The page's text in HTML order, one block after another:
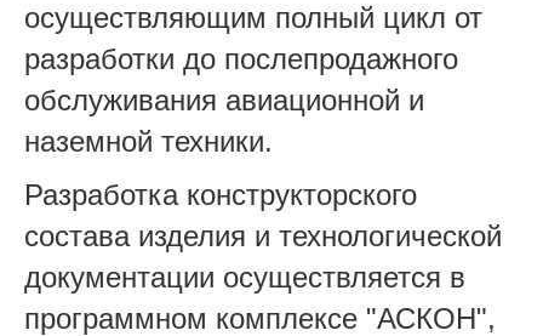
осуществляющим полный цикл от
разработки до послепродажного
обслуживания авиационной и
наземной техники.
Разработка конструкторского
состава изделия и технологической
документации осуществляется в
программном комплексе "АСКОН",